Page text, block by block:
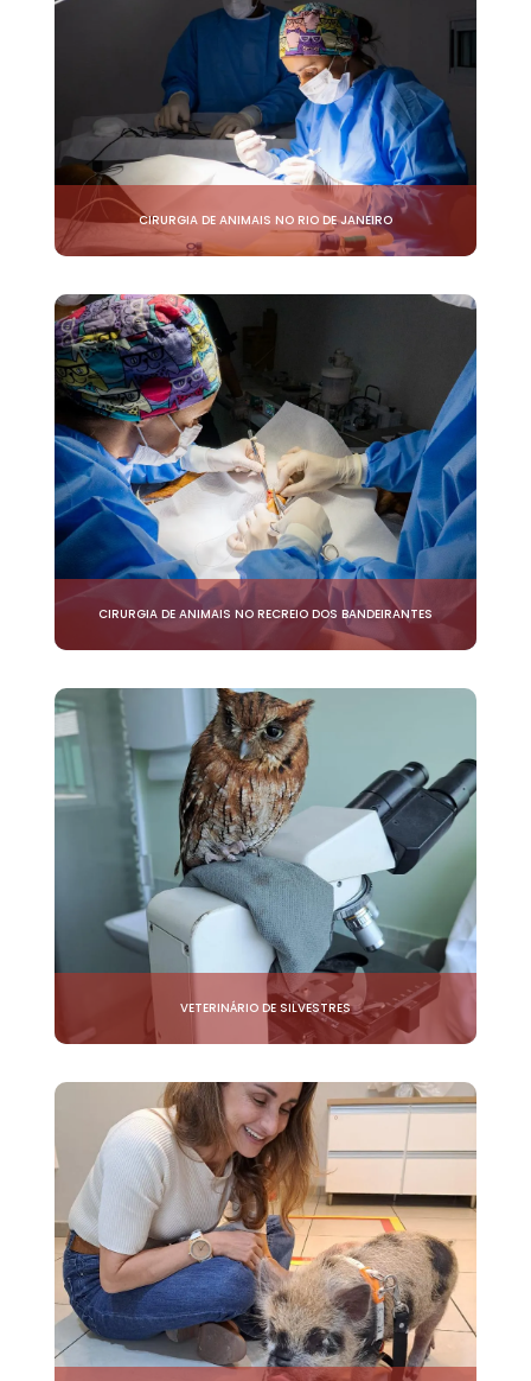
CIRURGIA DE ANIMAIS NO RIO DE JANEIRO
CIRURGIA DE ANIMAIS NO RECREIO DOS BANDEIRANTES
VETERINÁRIO DE SILVESTRES